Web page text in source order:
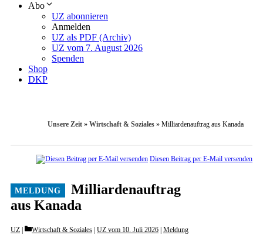
Abo
UZ abonnieren
Anmelden
UZ als PDF (Archiv)
UZ vom 7. August 2026
Spenden
Shop
DKP
Unsere Zeit » Wirtschaft & Soziales » Milliardenauftrag aus Kanada
Diesen Beitrag per E-Mail versenden
Milliardenauftrag
aus Kanada
UZ Categories
Wirtschaft & Soziales UZ vom 10. Juli 2026 Meldung